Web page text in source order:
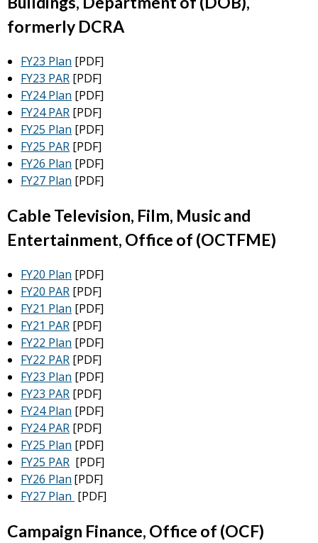
formerly DCRA
FY23 Plan [PDF]
FY23 PAR [PDF]
FY24 Plan [PDF]
FY24 PAR [PDF]
FY25 Plan [PDF]
FY25 PAR [PDF]
FY26 Plan [PDF]
FY27 Plan [PDF]
Cable Television, Film, Music and
Entertainment, Office of (OCTFME)
FY20 Plan [PDF]
FY20 PAR [PDF]
FY21 Plan [PDF]
FY21 PAR [PDF]
FY22 Plan [PDF]
FY22 PAR [PDF]
FY23 Plan [PDF]
FY23 PAR [PDF]
FY24 Plan [PDF]
FY24 PAR [PDF]
FY25 Plan [PDF]
FY25 PAR [PDF]
FY26 Plan [PDF]
FY27 Plan [PDF]
Campaign Finance, Office of (OCF)